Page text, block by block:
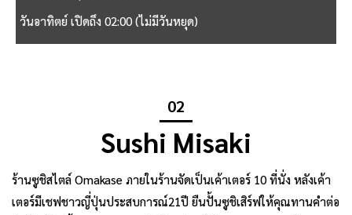
วันอาทิตย์ เปิดถึง 02:00 (ไม่มีวันหยุด)
02
Sushi Misaki
ร้านซูชิสไตล์ Omakase ภายในร้านจัดเป็นเค้าเตอร์ 10 ที่นั่ง หลังเค้า
เตอร์มีเชฟชาวญี่ปุ่นประสบการณ์21ปี ยืนปั้นซูชิเสิร์ฟให้คุณทานคำต่อ